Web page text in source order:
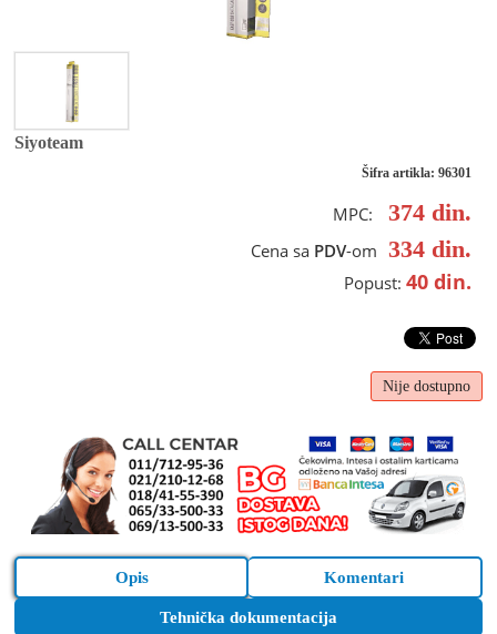
Siyoteam
Šifra artikla: 96301
MPC: 374 din.
Cena sa PDV-om 334 din.
Popust: 40 din.
Nije dostupno
Opis
Tehnička dokumentacija
Komentari